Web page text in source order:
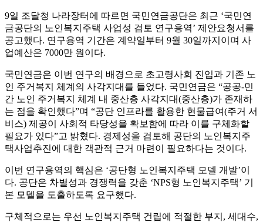
9일 조달청 나라장터에 따르면 국민연금공단은 최근 ‘국민연
금공단의 노인복지주택 사업성 검토 연구용역’ 제안요청서를
공고했다. 연구용역 기간은 계약일부터 9월 30일까지이며 사
업예산은 7000만 원이다.
국민연금은 이번 연구의 배경으로 초고령사회 진입과 기존 노
인 주거복지 체계의 사각지대를 들었다. 국민연금은 “공공-민
간 노인 주거복지 체계 내 중산층 사각지대(중산층)가 존재하
는 점을 확인했다”며 “공단 인프라를 활용한 현물급여(주거 서
비스) 제공이 사회적 타당성을 확보함에 따라 이를 구체화할
필요가 있다”고 밝혔다. 경제성을 검토해 공단의 노인복지주
택사업추진에 대한 객관적 근거 마련이 필요하다는 것이다.
이번 연구용역의 핵심은 ‘공단형 노인복지주택 모델 개발’이
다. 공단은 차별성과 경쟁력을 갖춘 ‘NPS형 노인복지주택’ 기
본 모델을 도출하도록 요구했다.
구체적으로는 우선 노인복지주택 건립에 적절한 부지, 세대수,